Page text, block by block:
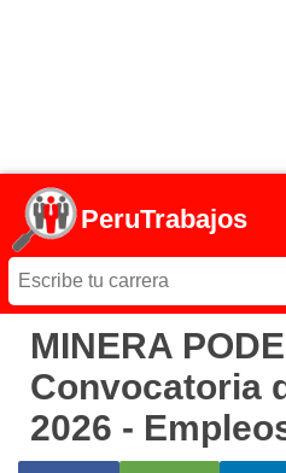
PeruTrabajos
MINERA
Convocatoria
2026 -